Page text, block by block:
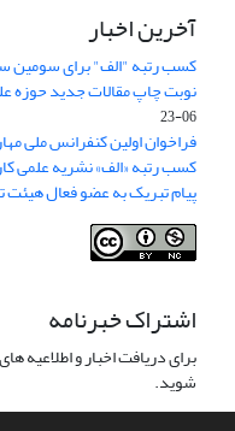
آخرین اخبار
کسب رتبه "الف" برای سومین
نوبت چاپ مقالات جدید حوزه علوم انسانی 1404و
06-23
فراخوان اولین کنفرانس ملی
کسب رتبه «الف» نشریه علمی
پیام تبریک به عضو فعال
اشتراک خبرنامه
برای دریافت اخبار و اطلاعیه
شوید.